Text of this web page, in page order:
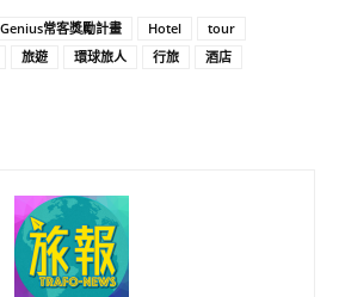
Genius常客獎勵計畫 Hotel
tour
旅遊 環球旅人 行旅
酒店